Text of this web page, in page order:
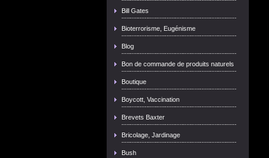
Bill Gates
Bioterrorisme, Eugénisme
Blog
Bon de commande de produits naturels
Boutique
Boycott, Vaccination
Brevets Baxter
Bricolage, Jardinage
Bush